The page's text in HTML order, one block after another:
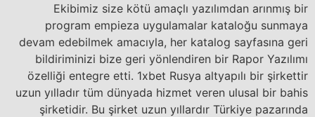
Ekibimiz size kötü amaçlı yazılımdan arınmış bir
program empieza uygulamalar kataloğu sunmaya
devam edebilmek amacıyla, her katalog sayfasına geri
bildiriminizi bize geri yönlendiren bir Rapor Yazılımı
özelliği entegre etti. 1xbet Rusya altyapılı bir şirkettir
uzun yılladır tüm dünyada hizmet veren ulusal bir bahis
şirketidir. Bu şirket uzun yıllardır Türkiye pazarında